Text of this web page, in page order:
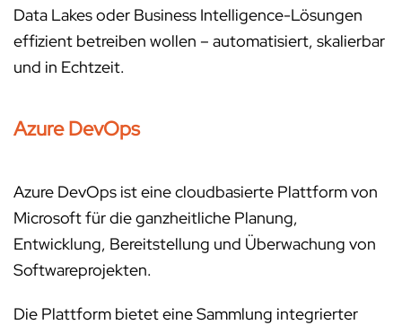
Data Lakes oder Business Intelligence-Lösungen
effizient betreiben wollen – automatisiert, skalierbar
und in Echtzeit.
Azure DevOps
Azure DevOps ist eine cloudbasierte Plattform von
Microsoft für die ganzheitliche Planung,
Entwicklung, Bereitstellung und Überwachung von
Softwareprojekten.
Die Plattform bietet eine Sammlung integrierter